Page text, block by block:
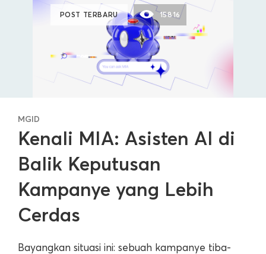
POST TERBARU 15816
MGID
Kenali MIA: Asisten AI di
Balik Keputusan
Kampanye yang Lebih
Cerdas
Bayangkan situasi ini: sebuah kampanye tiba-